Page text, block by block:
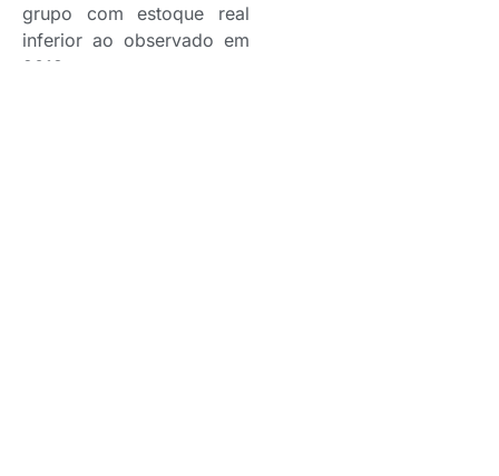
grupo com estoque real
inferior ao observado em
2018.